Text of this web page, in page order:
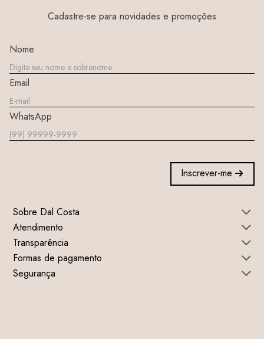
Cadastre-se para novidades e promoções
Nome
Email
WhatsApp
Inscrever-me
Sobre Dal Costa
Atendimento
Transparência
Formas de pagamento
Segurança